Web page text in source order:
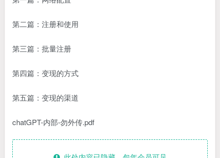
第二篇：注册和使用
第三篇：批量注册
第四篇：变现的方式
第五篇：变现的渠道
chatGPT-内部-勿外传.pdf